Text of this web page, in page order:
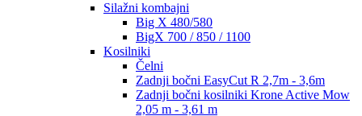
Silažni kombajni
Big X 480/580
BigX 700 / 850 / 1100
Kosilniki
Čelni
Zadnji bočni EasyCut R 2,7m - 3,6m
Zadnji bočni kosilniki Krone Active Mow
2,05 m - 3,61 m